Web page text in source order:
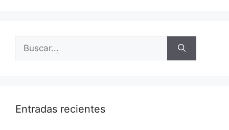
Buscar:
Entradas recientes